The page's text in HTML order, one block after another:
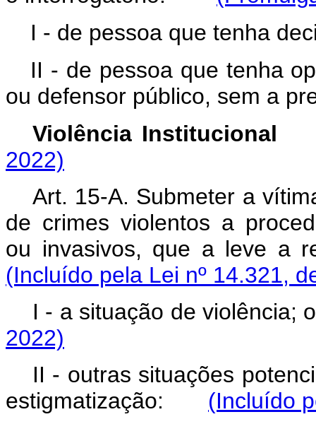
I - de pessoa que tenha
II - de pessoa que tenha
ou defensor público, sem a
Violência
2022)
Art. 15-A. Submeter a
de crimes violentos a
ou invasivos, que a leve a
(Incluído pela Lei nº 14.321,
I - a situação de
2022)
II - outras situações
estigmatização: (Incluído